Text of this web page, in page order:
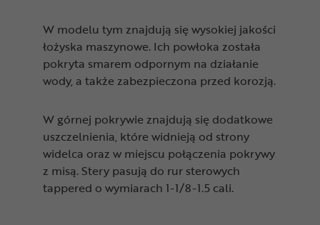
W modelu tym znajdują się wysokiej jakości
łożyska maszynowe. Ich powłoka została
pokryta smarem odpornym na działanie
wody, a także zabezpieczona przed korozją.
W górnej pokrywie znajdują się dodatkowe
uszczelnienia, które widnieją od strony
widelca oraz w miejscu połączenia pokrywy
z misą. Stery pasują do rur sterowych
tappered o wymiarach 1-1/8-1.5 cali.